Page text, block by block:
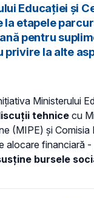
Educației și
la etapele
pentru
privire la alte
Ministerului
tehnice cu
(MIPE) și Comisia
alocare financiară
bursele